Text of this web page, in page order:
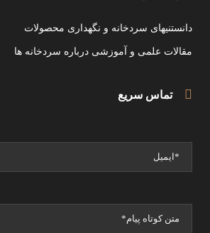
دانستنیهای سردخانه و نگهداری محصولات
مقالات علمی و آموزشی درباره سردخانه ها
تماس سریع